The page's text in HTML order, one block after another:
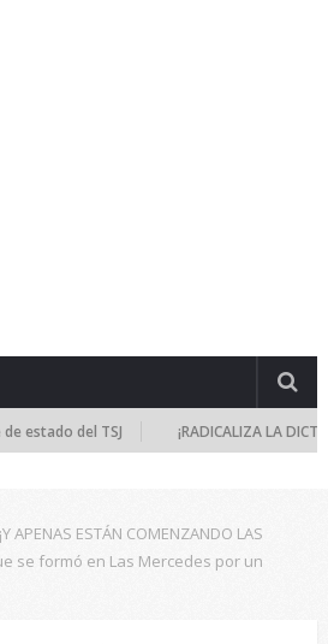
del TSJ ¡RADICALIZA LA
¡Y APENAS ESTÁN COMENZANDO LAS
se formó en Las Mercedes por un